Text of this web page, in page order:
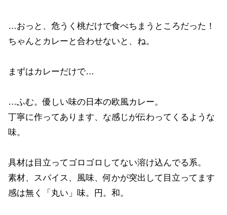
…おっと、危うく桃だけで食べちまうところだった！
ちゃんとカレーと合わせないと、ね。
まずはカレーだけで…
…ふむ。優しい味の日本の欧風カレー。
丁寧に作ってあります、な感じが伝わってくるような
味。
具材は目立ってゴロゴロしてない溶け込んでる系。
素材、スパイス、風味、何かが突出して目立ってます
感は無く「丸い」味。円。和。